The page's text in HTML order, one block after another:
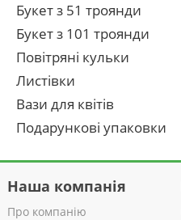
Букет з 51 троянди
Букет з 101 троянди
Повітряні кульки
Листівки
Вази для квітів
Подарункові упаковки
Наша компанія
Про компанію